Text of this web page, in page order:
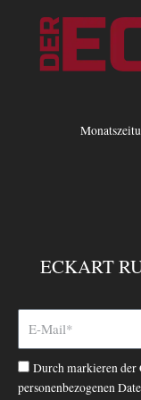
ECKART
Durch markieren der
personenbezogenen